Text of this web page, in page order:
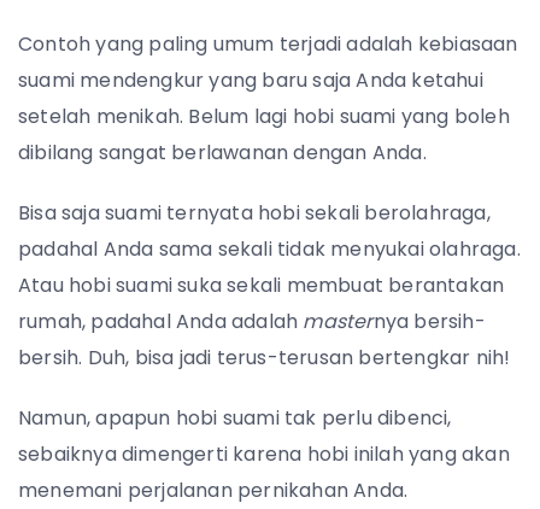
Contoh yang paling umum terjadi adalah kebiasaan
suami mendengkur yang baru saja Anda ketahui
setelah menikah. Belum lagi hobi suami yang boleh
dibilang sangat berlawanan dengan Anda.
Bisa saja suami ternyata hobi sekali berolahraga,
padahal Anda sama sekali tidak menyukai olahraga.
Atau hobi suami suka sekali membuat berantakan
rumah, padahal Anda adalah masternya bersih-
bersih. Duh, bisa jadi terus-terusan bertengkar nih!
Namun, apapun hobi suami tak perlu dibenci,
sebaiknya dimengerti karena hobi inilah yang akan
menemani perjalanan pernikahan Anda.